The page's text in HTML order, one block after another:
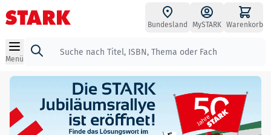
Zum Inhalt springen
Bundesland MySTARK Warenkorb
Menü
Suche